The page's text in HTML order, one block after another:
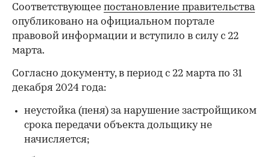
Соответствующее постановление правительства
опубликовано на официальном портале
правовой информации и вступило в силу с 22
марта.
Согласно документу, в период с 22 марта по 31
декабря 2024 года:
неустойка (пеня) за нарушение застройщиком
срока передачи объекта дольщику не
начисляется;